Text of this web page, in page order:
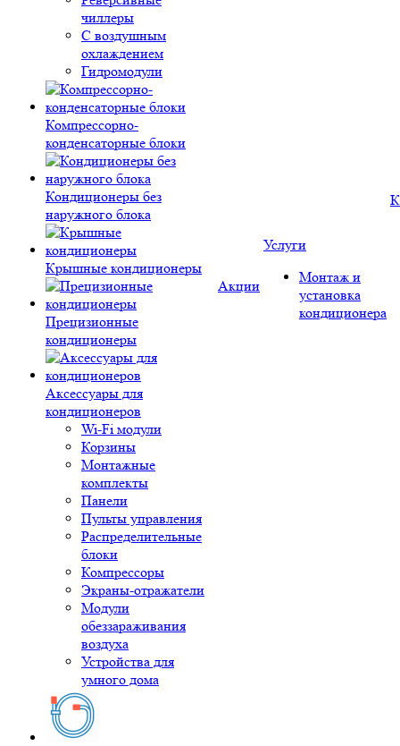
чиллеры
С воздушным
охлаждением
Гидромодули
Компрессорно-
конденсаторные блоки
Кондиционеры без
наружного блока
Крышные кондиционеры
Прецизионные
кондиционеры
Аксессуары для
кондиционеров
Wi-Fi модули
Корзины
Монтажные
комплекты
Панели
Пульты управления
Распределительные
блоки
Компрессоры
Экраны-отражатели
Модули
обеззараживания
воздуха
Устройства для
умного дома
Акции
Услуги
Монтаж и
установка
кондиционера